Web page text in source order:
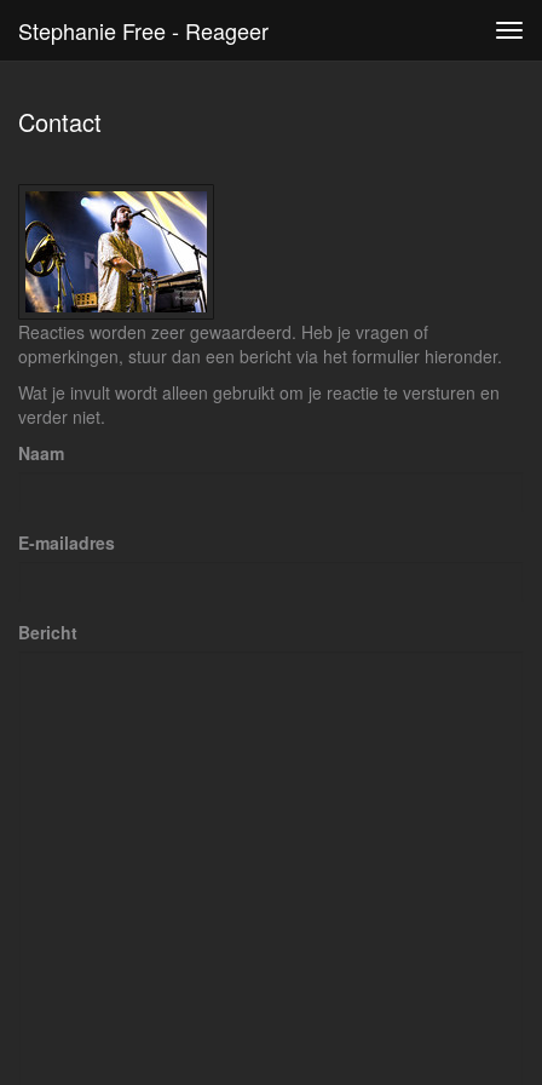
Stephanie Free - Reageer
Contact
Reacties worden zeer gewaardeerd. Heb je vragen of
opmerkingen, stuur dan een bericht via het formulier hieronder.
Wat je invult wordt alleen gebruikt om je reactie te versturen en
verder niet.
Naam
E-mailadres
Bericht